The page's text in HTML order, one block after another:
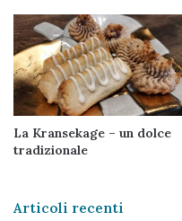
La Kransekage – un dolce
tradizionale
Articoli recenti